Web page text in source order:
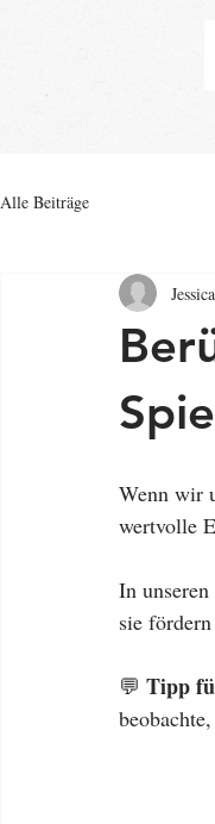
Alle Beiträge
Wenn wir
wertvolle
In
sie
💬 Tipp